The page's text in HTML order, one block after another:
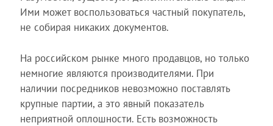
Ими может воспользоваться частный покупатель,
не собирая никаких документов.
На российском рынке много продавцов, но только
немногие являются производителями. При
наличии посредников невозможно поставлять
крупные партии, а это явный показатель
неприятной оплошности. Есть возможность